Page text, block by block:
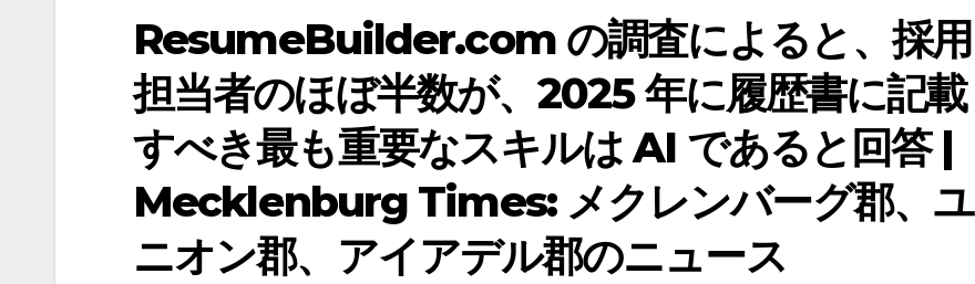
ResumeBuilder.com の調査によると、採用
担当者のほぼ半数が、2025 年に履歴書に記載
すべき最も重要なスキルは AI であると回答 |
Mecklenburg Times: メクレンバーグ郡、ユ
ニオン郡、アイアデル郡のニュース